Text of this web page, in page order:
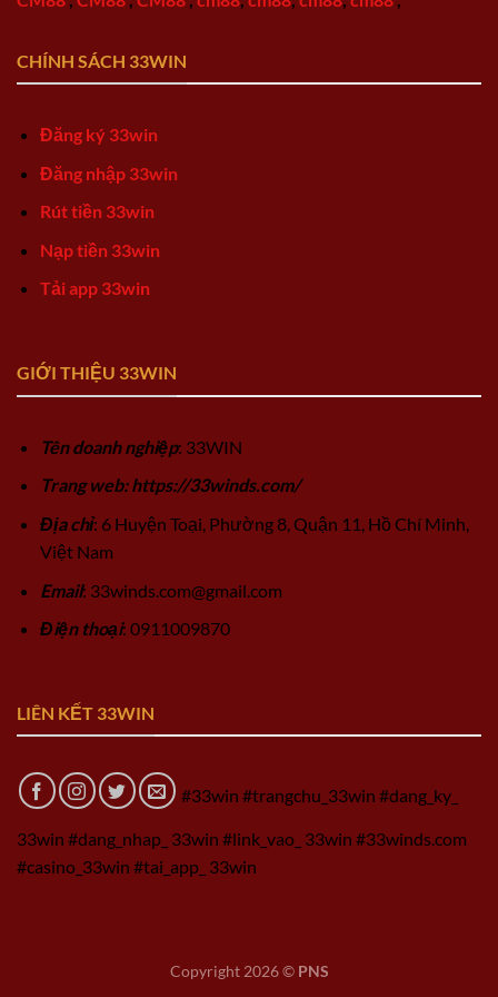
CHÍNH SÁCH 33WIN
Đăng ký 33win
Đăng nhập 33win
Rút tiền 33win
Nạp tiền 33win
Tải app 33win
GIỚI THIỆU 33WIN
Tên doanh nghiệp: 33WIN
Trang web: https://33winds.com/
Địa chỉ: 6 Huyện Toại, Phường 8, Quận 11, Hồ Chí Minh,
Việt Nam
Email: 33winds.com@gmail.com
Điện thoại: 0911009870
LIÊN KẾT 33WIN
#33win #trangchu_33win #dang_ky_
33win #dang_nhap_ 33win #link_vao_ 33win #33winds.com
#casino_33win #tai_app_ 33win
Copyright 2026 © PNS